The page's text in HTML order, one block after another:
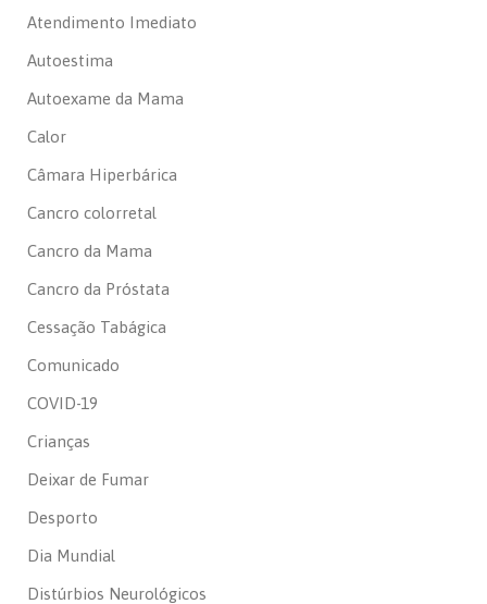
Atendimento Imediato
Autoestima
Autoexame da Mama
Calor
Câmara Hiperbárica
Cancro colorretal
Cancro da Mama
Cancro da Próstata
Cessação Tabágica
Comunicado
COVID-19
Crianças
Deixar de Fumar
Desporto
Dia Mundial
Distúrbios Neurológicos